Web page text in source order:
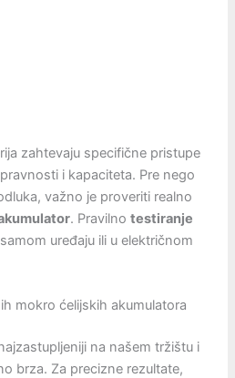
zahtevaju specifične pristupe
i kapaciteta. Pre nego
važno je proveriti realno
. Pravilnotestiranje
uređaju ili u električnom
mokro ćelijskih akumulatora
na našem tržištu i
brza. Za precizne rezultate,